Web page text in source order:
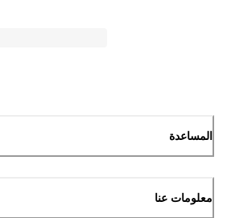
المساعدة
معلومات عنا